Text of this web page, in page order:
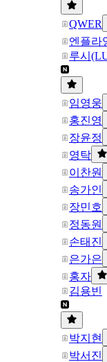
QWER
엔플라
루시
임영웅
홍진영
장윤정
영탁
이찬원
송가인
장민호
정동원
손태진
은가은
홍자
김용빈
박지현
박서진